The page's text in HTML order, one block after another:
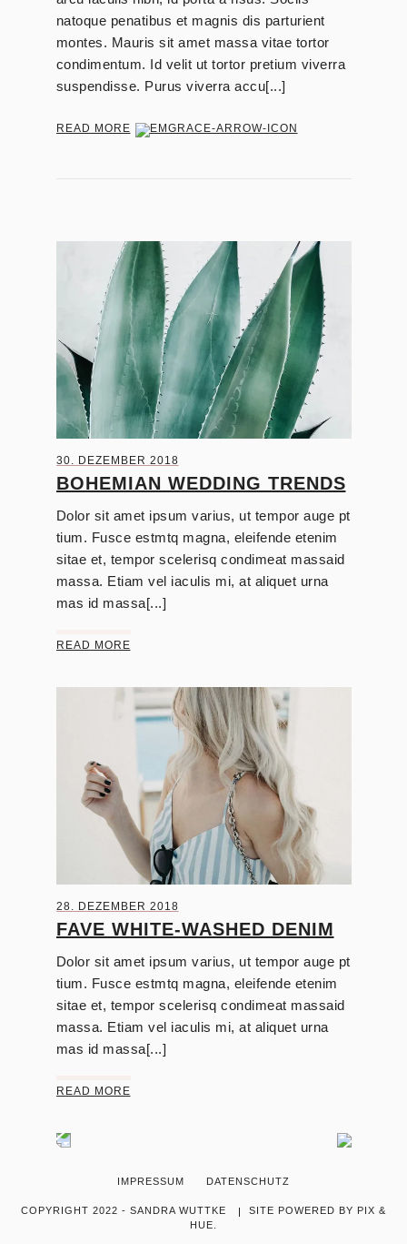
natoque penatibus et magnis dis parturient
montes. Mauris sit amet massa vitae tortor
condimentum. Id velit ut tortor pretium viverra
suspendisse. Purus viverra accu[...]
READ MORE
30. DEZEMBER 2018
BOHEMIAN WEDDING TRENDS
Dolor sit amet ipsum varius, ut tempor auge pt
tium. Fusce estmtq magna, eleifende etenim
sitae et, tempor scelerisq condimeat massaid
massa. Etiam vel iaculis mi, at aliquet urna
mas id massa[...]
READ MORE
28. DEZEMBER 2018
FAVE WHITE-WASHED DENIM
Dolor sit amet ipsum varius, ut tempor auge pt
tium. Fusce estmtq magna, eleifende etenim
sitae et, tempor scelerisq condimeat massaid
massa. Etiam vel iaculis mi, at aliquet urna
mas id massa[...]
READ MORE
IMPRESSUM DATENSCHUTZ
COPYRIGHT 2022 - SANDRA WUTTKE SITE POWERED BY PIX &
HUE.